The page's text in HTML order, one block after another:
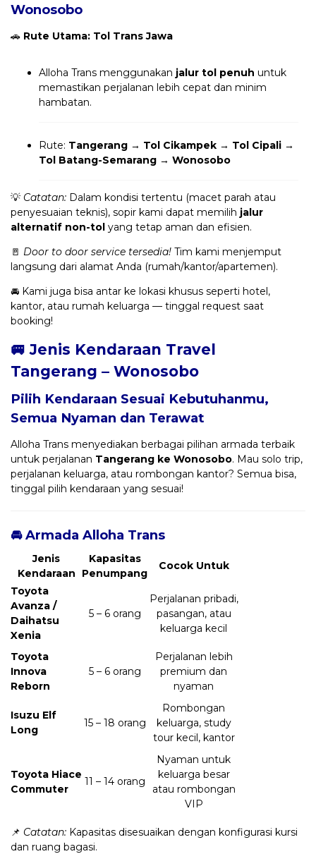
Wonosobo
🚗 Rute Utama: Tol Trans Jawa
Alloha Trans menggunakan jalur tol penuh untuk
memastikan perjalanan lebih cepat dan minim
hambatan.
Rute: Tangerang → Tol Cikampek → Tol Cipali →
Tol Batang-Semarang → Wonosobo
💡 Catatan: Dalam kondisi tertentu (macet parah atau
penyesuaian teknis), sopir kami dapat memilih jalur
alternatif non-tol yang tetap aman dan efisien.
🚪 Door to door service tersedia! Tim kami menjemput
langsung dari alamat Anda (rumah/kantor/apartemen).
🚘 Kami juga bisa antar ke lokasi khusus seperti hotel,
kantor, atau rumah keluarga — tinggal request saat
booking!
🚐 Jenis Kendaraan Travel
Tangerang – Wonosobo
Pilih Kendaraan Sesuai Kebutuhanmu,
Semua Nyaman dan Terawat
Alloha Trans menyediakan berbagai pilihan armada terbaik
untuk perjalanan Tangerang ke Wonosobo. Mau solo trip,
perjalanan keluarga, atau rombongan kantor? Semua bisa,
tinggal pilih kendaraan yang sesuai!
🚘 Armada Alloha Trans
Jenis
Kendaraan
Kapasitas
Penumpang
Cocok Untuk
Toyota
Avanza /
Daihatsu
Xenia
5 – 6 orang
Perjalanan pribadi,
pasangan, atau
keluarga kecil
Toyota
Innova
Reborn
5 – 6 orang
Perjalanan lebih
premium dan
nyaman
Isuzu Elf
Long
15 – 18 orang
Rombongan
keluarga, study
tour kecil, kantor
Toyota Hiace
Commuter
11 – 14 orang
Nyaman untuk
keluarga besar
atau rombongan
VIP
📌 Catatan: Kapasitas disesuaikan dengan konfigurasi kursi
dan ruang bagasi.